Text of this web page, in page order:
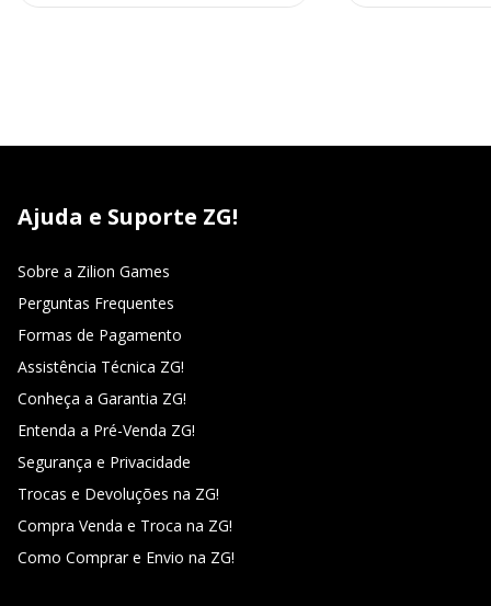
Ajuda e Suporte ZG!
Sobre a Zilion Games
Perguntas Frequentes
Formas de Pagamento
Assistência Técnica ZG!
Conheça a Garantia ZG!
Entenda a Pré-Venda ZG!
Segurança e Privacidade
Trocas e Devoluções na ZG!
Compra Venda e Troca na ZG!
Como Comprar e Envio na ZG!